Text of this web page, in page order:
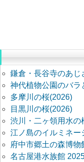
鎌倉・長谷寺のあじ
神代植物公園のバラ
多摩川の桜(2026)
目黒川の桜(2026)
渋川・二ヶ領用水の
江ノ島のイルミネー
府中市郷土の森博物
名古屋港水族館